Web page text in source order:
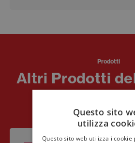
Prodotti
Altri Prodotti
linea.
Questo sito
utilizza
Questo sito web utilizza i